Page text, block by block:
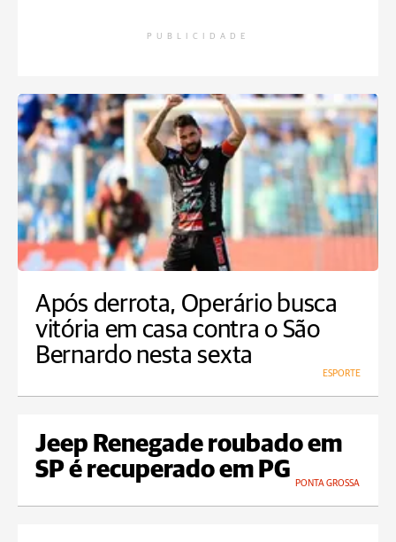
PUBLICIDADE
Após derrota, Operário busca
vitória em casa contra o São
Bernardo nesta sexta
ESPORTE
Jeep Renegade roubado em
SP é recuperado em PG
PONTA GROSSA